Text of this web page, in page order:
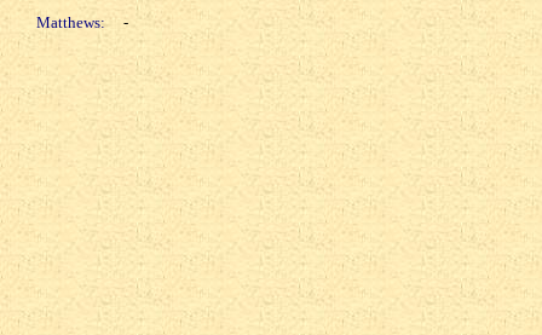
Matthews: -